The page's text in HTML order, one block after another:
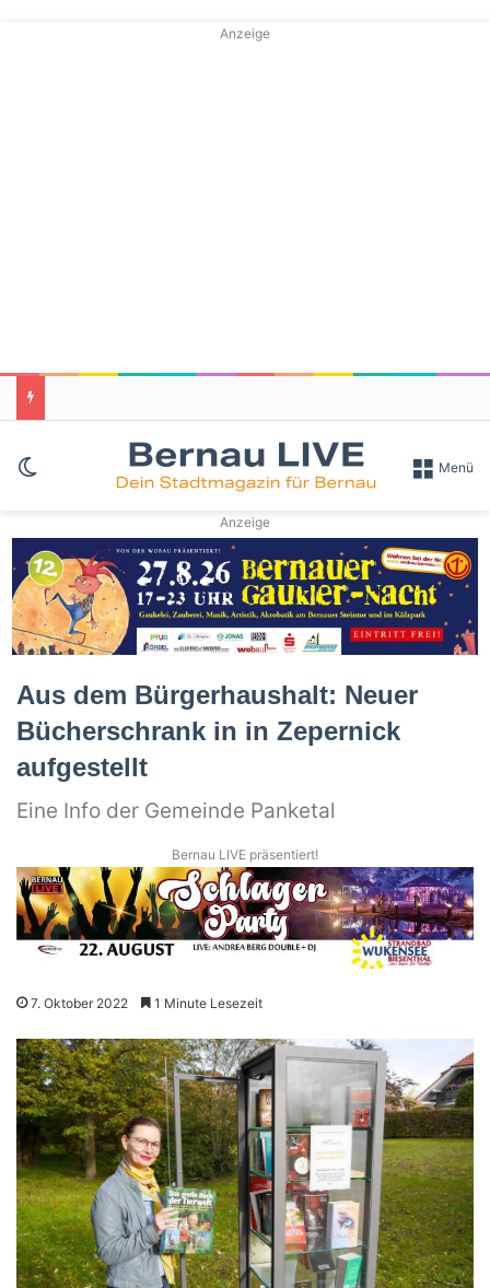
Anzeige
Skin umschalten Menü
Anzeige
Aus dem Bürgerhaushalt: Neuer
Bücherschrank in in Zepernick
aufgestellt
Eine Info der Gemeinde Panketal
Bernau LIVE präsentiert!
7. Oktober 2022 1 Minute Lesezeit